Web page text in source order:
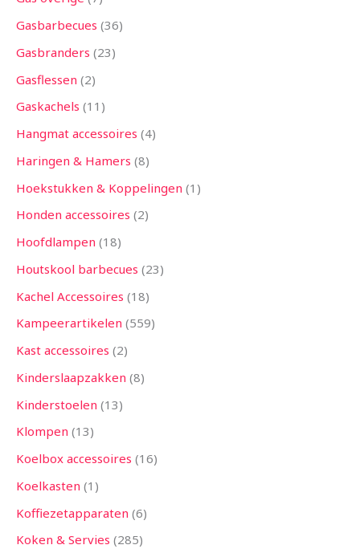
Gasbarbecues 36
Gasbranders 23
Gasflessen 2
Gaskachels 11
Hangmat accessoires 4
Haringen & Hamers 8
Hoekstukken & Koppelingen 1
Honden accessoires 2
Hoofdlampen 18
Houtskool barbecues 23
Kachel Accessoires 18
Kampeerartikelen 559
Kast accessoires 2
Kinderslaapzakken 8
Kinderstoelen 13
Klompen 13
Koelbox accessoires 16
Koelkasten 1
Koffiezetapparaten 6
Koken & Servies 285